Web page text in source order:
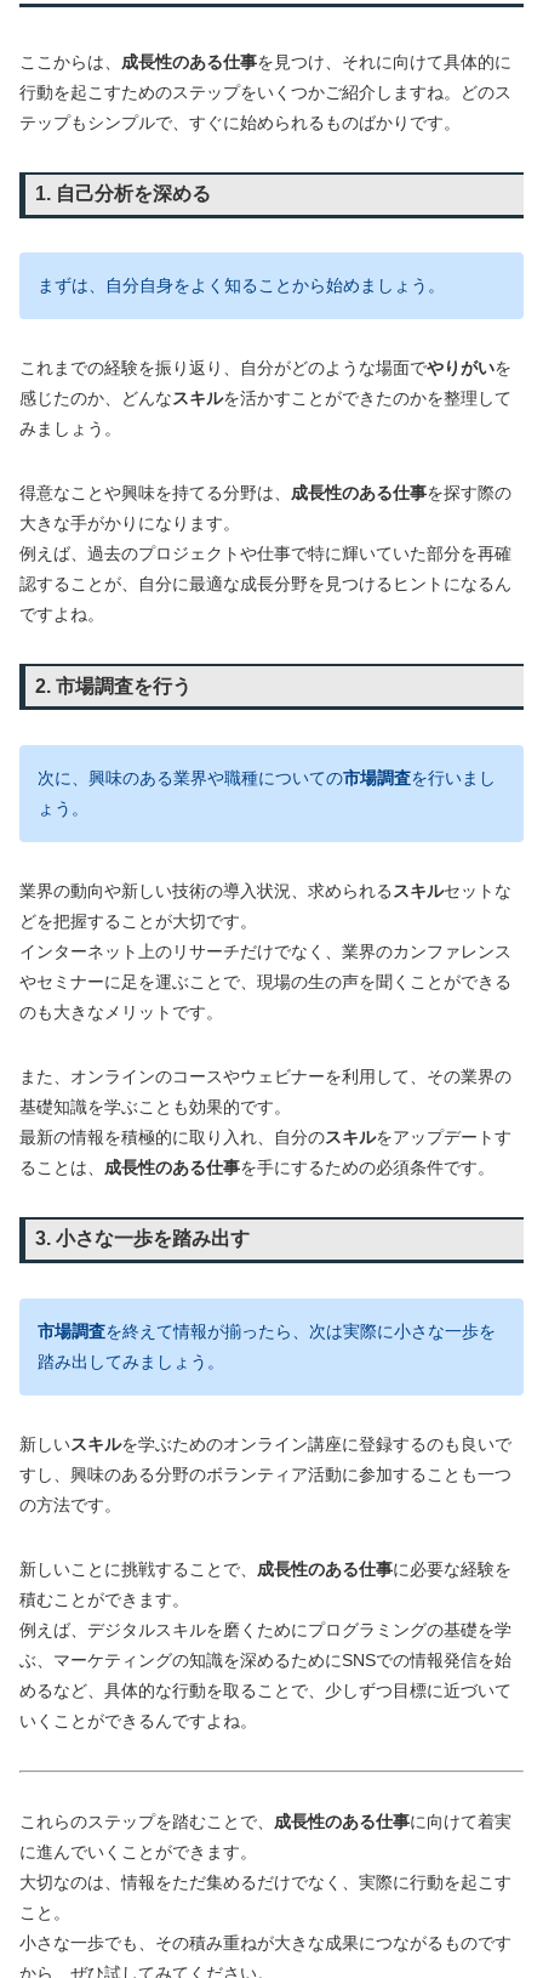
ここからは、 成長性のある仕事を見つけ、それに向けて具体的に
行動を起こすためのステップをいくつかご紹介しますね。どのス
テップもシンプルで、すぐに始められるものばかりです。
1. 自己分析を深める
まずは、自分自身をよく知ることから始めましょう。
これまでの経験を振り返り、自分がどのような場面でやりがいを
感じたのか、どんなスキルを活かすことができたのかを整理して
みましょう。
得意なことや興味を持てる分野は、 成長性のある仕事を探す際の
大きな手がかりになります。
例えば、過去のプロジェクトや仕事で特に輝いていた部分を再確
認することが、自分に最適な成長分野を見つけるヒントになるん
ですよね。
2. 市場調査を行う
次に、興味のある業界や職種についての市場調査を行いまし
ょう。
業界の動向や新しい技術の導入状況、求められる スキルセットな
どを把握することが大切です。
インターネット上のリサーチだけでなく、業界のカンファレンス
やセミナーに足を運ぶことで、現場の生の声を聞くことができる
のも大きなメリットです。
また、オンラインのコースやウェビナーを利用して、その業界の
基礎知識を学ぶことも効果的です。
最新の情報を積極的に取り入れ、自分のスキルをアップデートす
ることは、 成長性のある仕事を手にするための必須条件です。
3. 小さな一歩を踏み出す
市場調査を終えて情報が揃ったら、次は実際に小さな一歩を
踏み出してみましょう。
新しいスキルを学ぶためのオンライン講座に登録するのも良いで
すし、興味のある分野のボランティア活動に参加することも一つ
の方法です。
新しいことに挑戦することで、 成長性のある仕事に必要な経験を
積むことができます。
例えば、デジタルスキルを磨くためにプログラミングの基礎を学
ぶ、マーケティングの知識を深めるためにSNSでの情報発信を始
めるなど、具体的な行動を取ることで、少しずつ目標に近づいて
いくことができるんですよね。
これらのステップを踏むことで、 成長性のある仕事に向けて着実
に進んでいくことができます。
大切なのは、情報をただ集めるだけでなく、実際に行動を起こす
こと。
小さな一歩でも、その積み重ねが大きな成果につながるものです
から、ぜひ試してみてください。